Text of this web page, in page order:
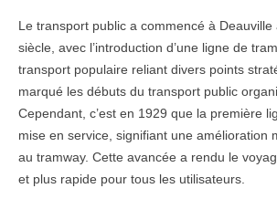
Le transport public a commencé à
siècle, avec l’introduction d’une ligne de
transport populaire reliant divers points
marqué les débuts du transport public
Cependant, c’est en 1929 que la première
mise en service, signifiant une amélioration
au tramway. Cette avancée a rendu le
et plus rapide pour tous les utilisateurs.